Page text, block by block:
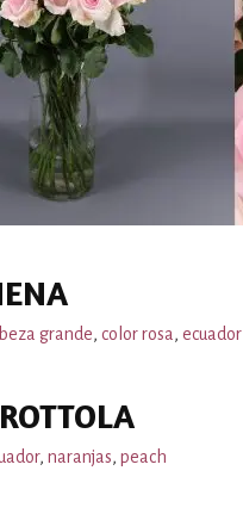
grande, color rosa, ecuador
, naranjas, peach